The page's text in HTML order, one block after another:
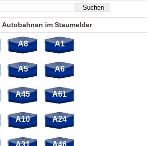
Autobahnen im Staumelder
A8 A1
A5 A6
A45 A61
A10 A24
A31 A46